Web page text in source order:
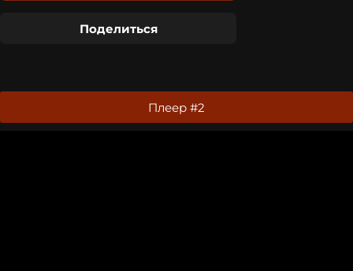
Поделиться
Плеер #2